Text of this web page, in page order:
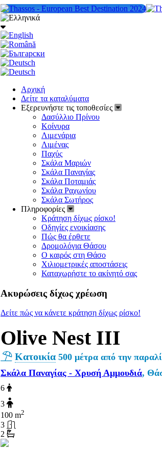
Αρχική
Δείτε τα καταλύματα
Εξερευνήστε τις τοποθεσίες
Δασύλλιο Πρίνου
Κοίνυρα
Λιμενάρια
Λιμένας
Παχύς
Σκάλα Μαριών
Σκάλα Παναγίας
Σκάλα Ποταμιάς
Σκάλα Ραχωνίου
Σκάλα Σωτήρος
Πληροφορίες
Κράτηση δίχως ρίσκο!
Οδηγίες ενοικίασης
Πώς θα έρθετε
Δρομολόγια Θάσου
Ο καιρός στη Θάσο
Χιλιομετρικές αποστάσεις
Καταχωρήστε το ακίνητό σας
Ακυρώσεις δίχως χρέωση
Δείτε πώς να κάνετε κράτηση δίχως ρίσκο!
Olive Nest III
Κατοικία 500 μέτρα από την
Σκάλα Παναγίας - Χρυσή Αμμουδιά,
6
3
100 m2
3
2